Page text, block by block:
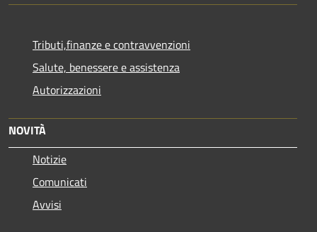
Tributi,finanze e contravvenzioni
Salute, benessere e assistenza
Autorizzazioni
NOVITÀ
Notizie
Comunicati
Avvisi